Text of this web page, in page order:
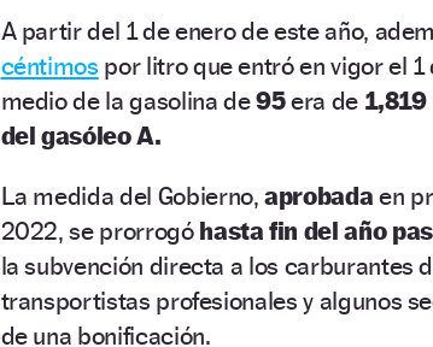
A partir del 1 de enero de este año,
céntimos por litro que entró en vigor el
medio de la gasolina de95era de
del gasóleo A.
La medida del Gobierno,aprobada en
2022, se prorrogó hasta fin del año
la subvención directa a los carburantes
transportistas profesionales y algunos
de una bonificación.